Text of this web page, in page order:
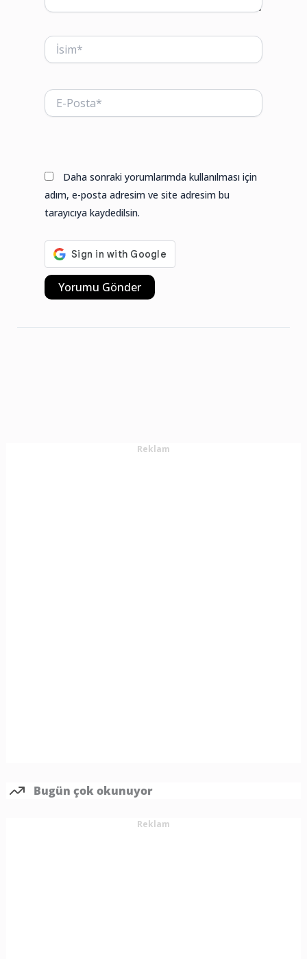
İsim*
E-
Posta*
Daha sonraki yorumlarımda kullanılması için
adım, e-posta adresim ve site adresim bu
tarayıcıya kaydedilsin.
Reklam
Bugün çok okunuyor
Reklam